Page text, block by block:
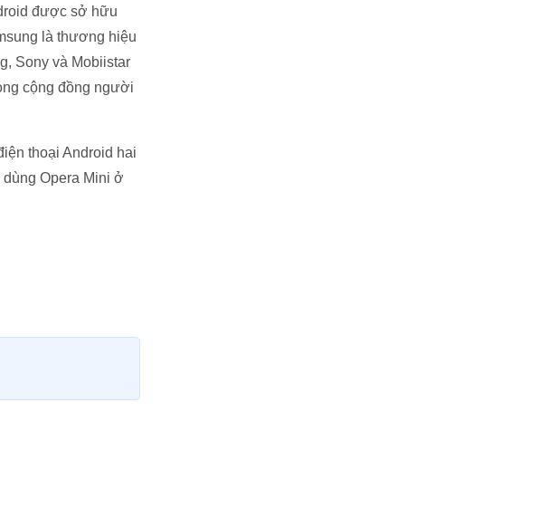
được sở hữu
là thương hiệu
Sony và Mobiistar
cộng đồng người
thoại Android hai
Opera Mini ở